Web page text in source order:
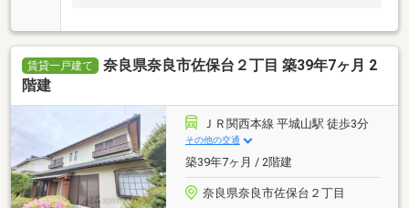
賃貸一戸建て
奈良県奈良市佐保台２丁目 築39年7ヶ月 2
階建
ＪＲ関西本線 平城山駅 徒歩3分
その他の交通
築39年7ヶ月 / 2階建
奈良県奈良市佐保台２丁目